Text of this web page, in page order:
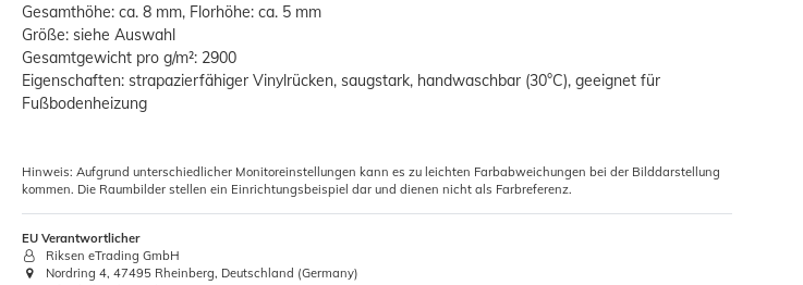
Gesamthöhe: ca. 8 mm, Florhöhe: ca. 5 mm
Größe: siehe Auswahl
Gesamtgewicht pro g/m²: 2900
Eigenschaften: strapazierfähiger Vinylrücken, saugstark, handwaschbar (30°C), geeignet für
Fußbodenheizung
Hinweis: Aufgrund unterschiedlicher Monitoreinstellungen kann es zu leichten Farbabweichungen bei der Bilddarstellung
kommen. Die Raumbilder stellen ein Einrichtungsbeispiel dar und dienen nicht als Farbreferenz.
EU Verantwortlicher
Riksen eTrading GmbH
Nordring 4, 47495 Rheinberg, Deutschland (Germany)